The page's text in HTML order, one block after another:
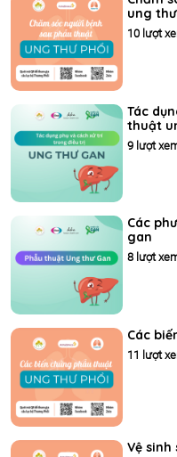
ung
10 lượt
Tác
thuật
9 lượt
Các
gan
8 lượt
Các
11 lượt
Vệ